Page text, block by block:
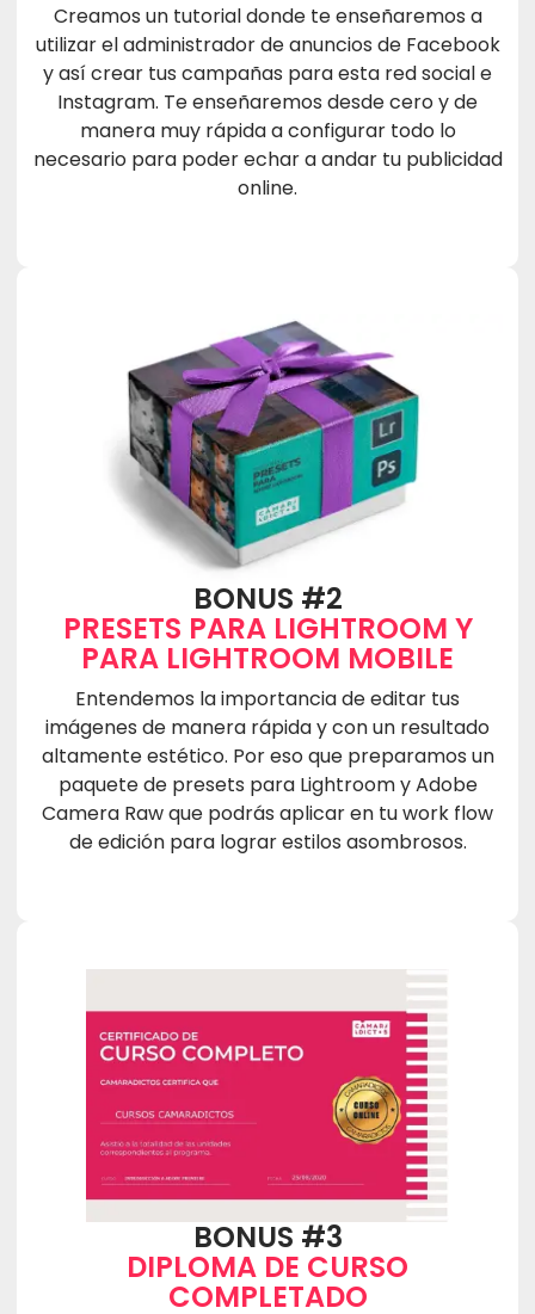
Creamos un tutorial donde te enseñaremos a
utilizar el administrador de anuncios de Facebook
y así crear tus campañas para esta red social e
Instagram. Te enseñaremos desde cero y de
manera muy rápida a configurar todo lo
necesario para poder echar a andar tu publicidad
online.
BONUS #2
PRESETS PARA LIGHTROOM Y
PARA LIGHTROOM MOBILE
Entendemos la importancia de editar tus
imágenes de manera rápida y con un resultado
altamente estético. Por eso que preparamos un
paquete de presets para Lightroom y Adobe
Camera Raw que podrás aplicar en tu work flow
de edición para lograr estilos asombrosos.
BONUS #3
DIPLOMA DE CURSO
COMPLETADO